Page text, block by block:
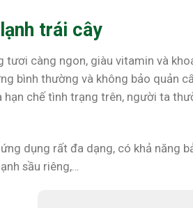
trái cây
tươi càng ngon, giàu vitamin và
bình thường và không bảo quản
hạn chế tình trạng trên, người ta
dụng rất đa dạng, có khả năng
sầu riêng,…